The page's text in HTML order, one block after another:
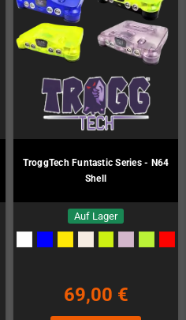
TroggTech Funtastic Series - N64
Shell
Auf Lager
69,00 €